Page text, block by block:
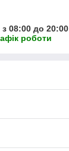
08:00 до 20:00
роботи